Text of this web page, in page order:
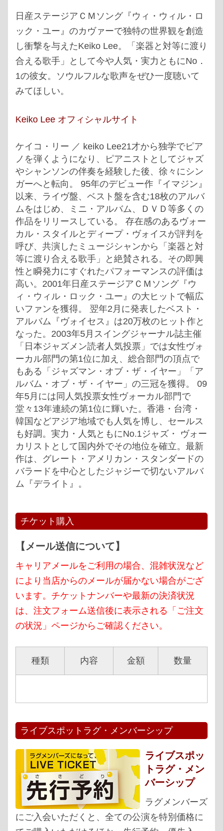
日産ステージアＣＭソング『ウィ・ウィル・ロ
ック・ユー』のカヴァーで独特の世界観を創造
し衝撃を与えたKeiko Lee。「楽器と対等に渡り
合える歌手」として今や人気・実力ともにNo．
1の彼女。ソウルフルな歌声をぜひ一度聴いて
みてほしい。
Keiko Lee オフィシャルサイト
ケイコ・リー ／ keiko Lee21才から独学でピア
ノを弾くようになり、ピアニストとしてジャズ
やシャンソンの伴奏を経験した後、徐々にシン
ガーへと転向。 95年のデビュー作『イマジン』
以来、ライヴ盤、ベスト盤を含む18枚のアルバ
ムをはじめ、ミニ・アルバム、ＤＶＤ等多くの
作品をリリースしている。 存在感のあるヴォー
カル・スタイルとディープ・ヴォイスが評判を
呼び、共演したミュージシャンから「楽器と対
等に渡り合える歌手」と絶賛される。その即興
性と瞬発力にすぐれたパフォーマンスの評価は
高い。2001年日産ステージアＣＭソング『ウ
ィ・ウィル・ロック・ユー』の大ヒットで幅広
いファンを獲得。 翌年2月に発表したベスト・
アルバム『ヴォイセス』は20万枚のヒット作と
なった。2003年5月スイングジャーナル誌主催
「日本ジャズメン読者人気投票」では女性ヴォ
ーカル部門の第1位に加え、総合部門の頂点で
もある「ジャズマン・オブ・ザ・イヤー」「ア
ルバム・オブ・ザ・イヤー」の三冠を獲得。 09
年5月には同人気投票女性ヴォーカル部門で
堂々13年連続の第1位に輝いた。香港・台湾・
韓国などアジア地域でも人気を博し、セールス
も好調。実力・人気ともにNo.1ジャズ・ ヴォー
カリストとして国内外でその地位を確立。最新
作は、グレート・アメリカン・スタンダードの
バラードを中心としたジャジーで切ないアルバ
ム『デライト』。
チケット購入
【メール送信について】
キャリアメールをご利用の場合、混雑状況など
により当店からのメールが届かない場合がござ
います。チケットナンバーや最新の決済状況
は、注文フォーム送信後に表示される「ご注文
の状況」ページからご確認ください。
種類 内容 金額 数量
ライブスポットラグ・メンバーシップ
ライブスポッ
トラグ・メン
バーシップ
ラグメンバーズ
にご入会いただくと、全ての公演を特別価格に